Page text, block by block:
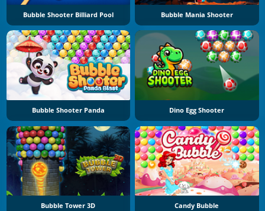
Bubble Shooter Billiard Pool Bubble Mania Shooter
Bubble Shooter Panda Dino Egg Shooter
Bubble Tower 3D Candy Bubble